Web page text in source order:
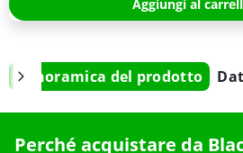
Aggiungi al
Panoramica del prodotto
Perché acquistare da